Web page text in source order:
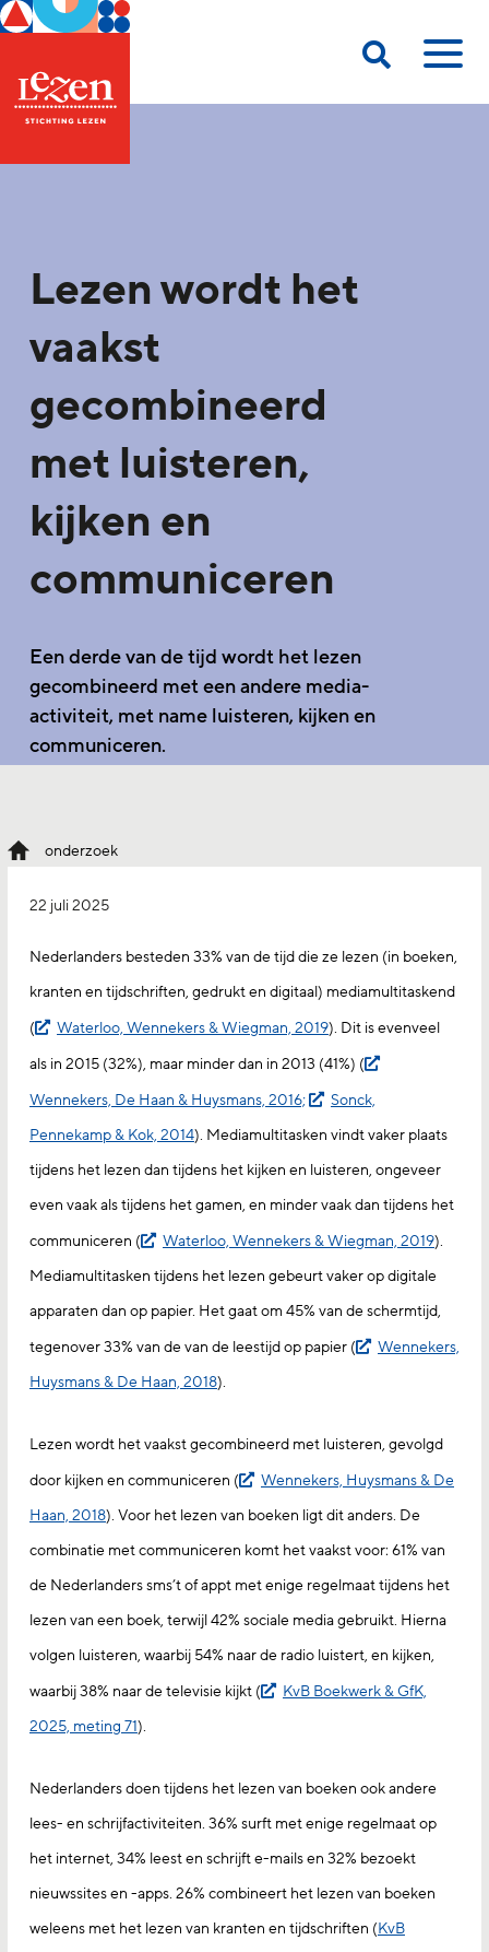
Lezen wordt het
vaakst
gecombineerd
met luisteren,
kijken en
communiceren
Een derde van de tijd wordt het lezen
gecombineerd met een andere media-
activiteit, met name luisteren, kijken en
communiceren.
onderzoek
22 juli 2025
Nederlanders besteden 33% van de tijd die ze lezen (in boeken,
kranten en tijdschriften, gedrukt en digitaal) mediamultitaskend
(
Waterloo, Wennekers & Wiegman, 2019). Dit is evenveel
als in 2015 (32%), maar minder dan in 2013 (41%) (
Wennekers, De Haan & Huysmans, 2016;
Sonck,
Pennekamp & Kok, 2014). Mediamultitasken vindt vaker plaats
tijdens het lezen dan tijdens het kijken en luisteren, ongeveer
even vaak als tijdens het gamen, en minder vaak dan tijdens het
communiceren (
Waterloo, Wennekers & Wiegman, 2019).
Mediamultitasken tijdens het lezen gebeurt vaker op digitale
apparaten dan op papier. Het gaat om 45% van de schermtijd,
tegenover 33% van de van de leestijd op papier (
Wennekers,
Huysmans & De Haan, 2018).
Lezen wordt het vaakst gecombineerd met luisteren, gevolgd
door kijken en communiceren (
Wennekers, Huysmans & De
Haan, 2018). Voor het lezen van boeken ligt dit anders. De
combinatie met communiceren komt het vaakst voor: 61% van
de Nederlanders sms’t of appt met enige regelmaat tijdens het
lezen van een boek, terwijl 42% sociale media gebruikt. Hierna
volgen luisteren, waarbij 54% naar de radio luistert, en kijken,
waarbij 38% naar de televisie kijkt (
KvB Boekwerk & GfK,
2025, meting 71).
Nederlanders doen tijdens het lezen van boeken ook andere
lees- en schrijfactiviteiten. 36% surft met enige regelmaat op
het internet, 34% leest en schrijft e-mails en 32% bezoekt
nieuwssites en -apps. 26% combineert het lezen van boeken
weleens met het lezen van kranten en tijdschriften (KvB